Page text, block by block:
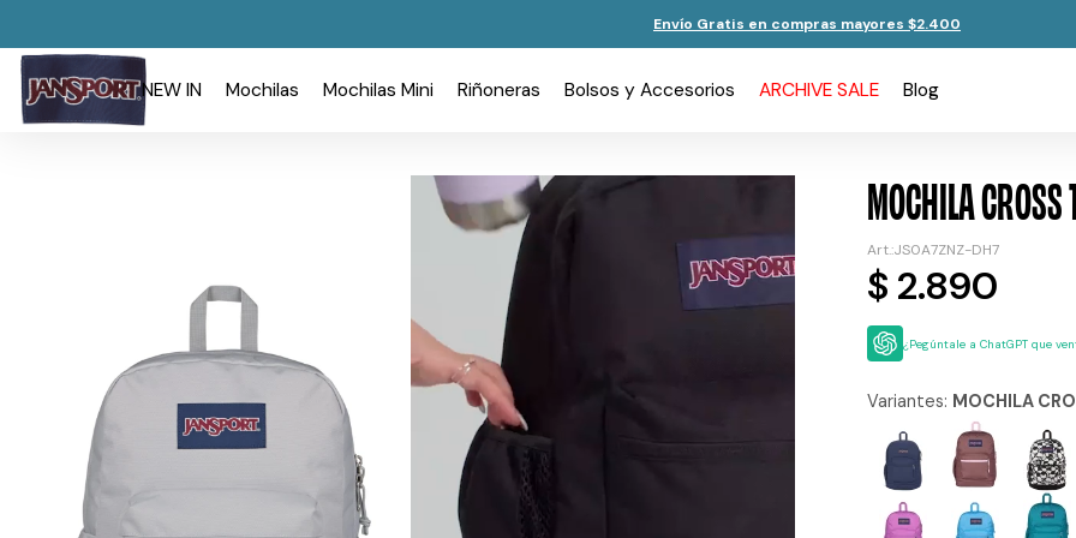
Envío Gratis en compras mayores $2.400
NEW IN Mochilas Mochilas Mini Riñoneras Bolsos y Accesorios ARCHIVE SALE Blog
MOCHILA
JS0A7ZNZ-DH7
$ 2.890
¿Pegúntale a ChatGPT que
Variantes: MOCHILA